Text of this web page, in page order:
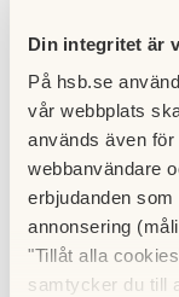
Din integritet är
På hsb.se
vår webbplats
används även
webbanvändare
erbjudanden
annonsering
"Tillåt alla
samtycker du till
Securitas
kommer att